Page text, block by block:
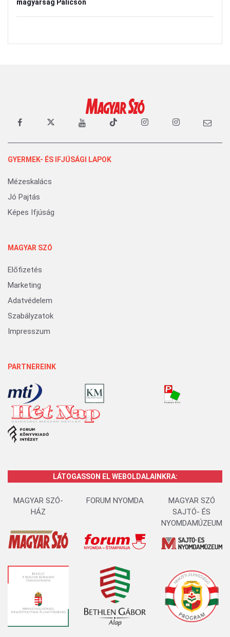
magyarság Palicson
GYERMEK- ÉS IFJÚSÁGI LAPOK
Mézeskalács
Jó Pajtás
Képes Ifjúság
MAGYAR SZÓ
Előfizetés
Marketing
Adatvédelem
Szabályzatok
Impresszum
PARTNEREINK
LÁTOGASSON EL WEBOLDALAINKRA:
MAGYAR SZÓ-
HÁZ
FORUM NYOMDA
MAGYAR SZÓ
SAJTÓ- ÉS
NYOMDAMÚZEUM